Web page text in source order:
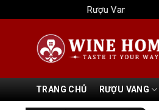
qua
Rượu Vang Wine Home
TRANG CHỦ RƯỢU VANG